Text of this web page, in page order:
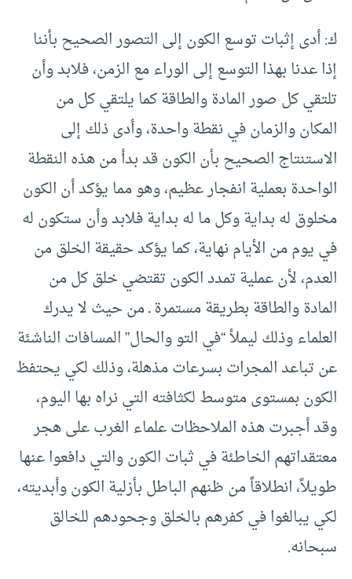
ك: أدى إثبات توسع الكون إلى التصور الصحيح بأننا
إذا عدنا بهذا التوسع إلى الوراء مع الزمن، فلابد وأن
تلتقي كل صور المادة والطاقة كما يلتقي كل من
المكان والزمان في نقطة واحدة، وأدى ذلك إلى
الاستنتاج الصحيح بأن الكون قد بدأ من هذه النقطة
الواحدة بعملية انفجار عظيم، وهو مما يؤكد أن الكون
مخلوق له بداية وكل ما له بداية فلابد وأن ستكون له
في يوم من الأيام نهاية، كما يؤكد حقيقة الخلق من
العدم، لأن عملية تمدد الكون تقتضي خلق كل من
المادة والطاقة بطريقة مستمرة ـ من حيث لا يدرك
العلماء وذلك ليملأ “في التو والحال” المسافات الناشئة
عن تباعد المجرات بسرعات مذهلة، وذلك لكي يحتفظ
الكون بمستوى متوسط لكثافته التي نراه بها اليوم،
وقد أجبرت هذه الملاحظات علماء الغرب على هجر
معتقداتهم الخاطئة في ثبات الكون والتي دافعوا عنها
طويلاً، انطلاقاً من ظنهم الباطل بأزلية الكون وأبديته،
لكي يبالغوا في كفرهم بالخلق وجحودهم للخالق
سبحانه.